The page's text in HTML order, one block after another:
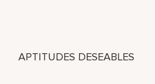
APTITUDES DESEABLES